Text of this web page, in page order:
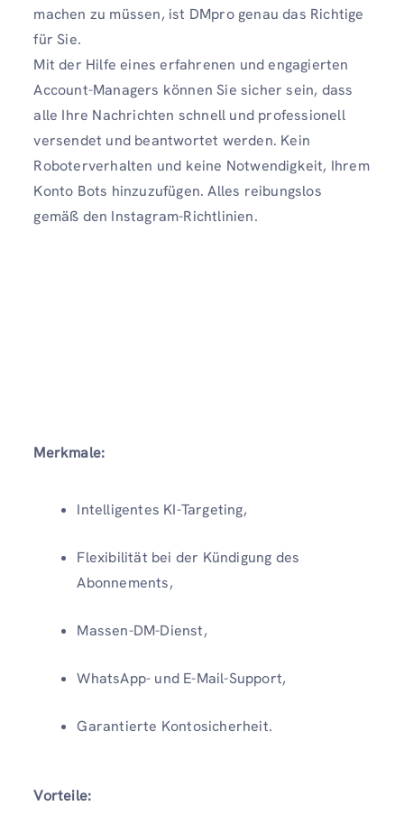
machen zu müssen, ist DMpro genau das Richtige
für Sie.
Mit der Hilfe eines erfahrenen und engagierten
Account-Managers können Sie sicher sein, dass
alle Ihre Nachrichten schnell und professionell
versendet und beantwortet werden. Kein
Roboterverhalten und keine Notwendigkeit, Ihrem
Konto Bots hinzuzufügen. Alles reibungslos
gemäß den Instagram-Richtlinien.
Merkmale:
Intelligentes KI-Targeting,
Flexibilität bei der Kündigung des
Abonnements,
Massen-DM-Dienst,
WhatsApp- und E-Mail-Support,
Garantierte Kontosicherheit.
Vorteile: